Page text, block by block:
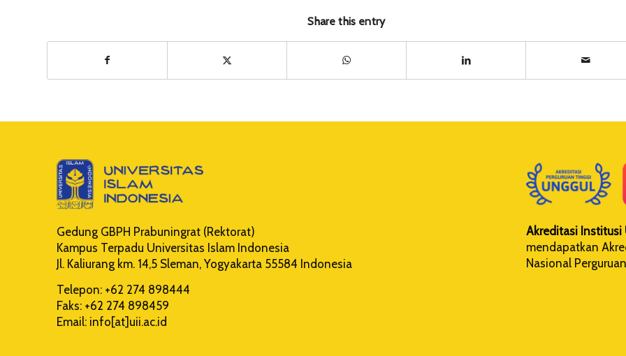
Share this entry
Gedung GBPH Prabuningrat (Rektorat)
Kampus Terpadu Universitas Islam Indonesia
Jl. Kaliurang km. 14,5 Sleman, Yogyakarta 55584 Indonesia
Telepon: +62 274 898444
Faks: +62 274 898459
Email: info[at]uii.ac.id
Akreditasi Institusi
mendapatkan
Nasional